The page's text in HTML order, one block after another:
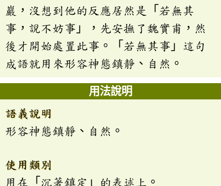
巖，沒想到他的反應居然是「若無其
事，說不妨事」，先安撫了魏實甫，然
後才開始處置此事。「若無其事」這句
成語就用來形容神態鎮靜、自然。
用法說明
語義說明
形容神態鎮靜、自然。
使用類別
用在「沉著鎮定」的表述上。